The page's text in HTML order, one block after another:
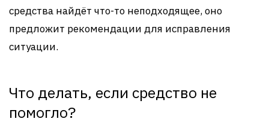
средства найдёт что-то неподходящее, оно
предложит рекомендации для исправления
ситуации.
Что делать, если средство не
помогло?